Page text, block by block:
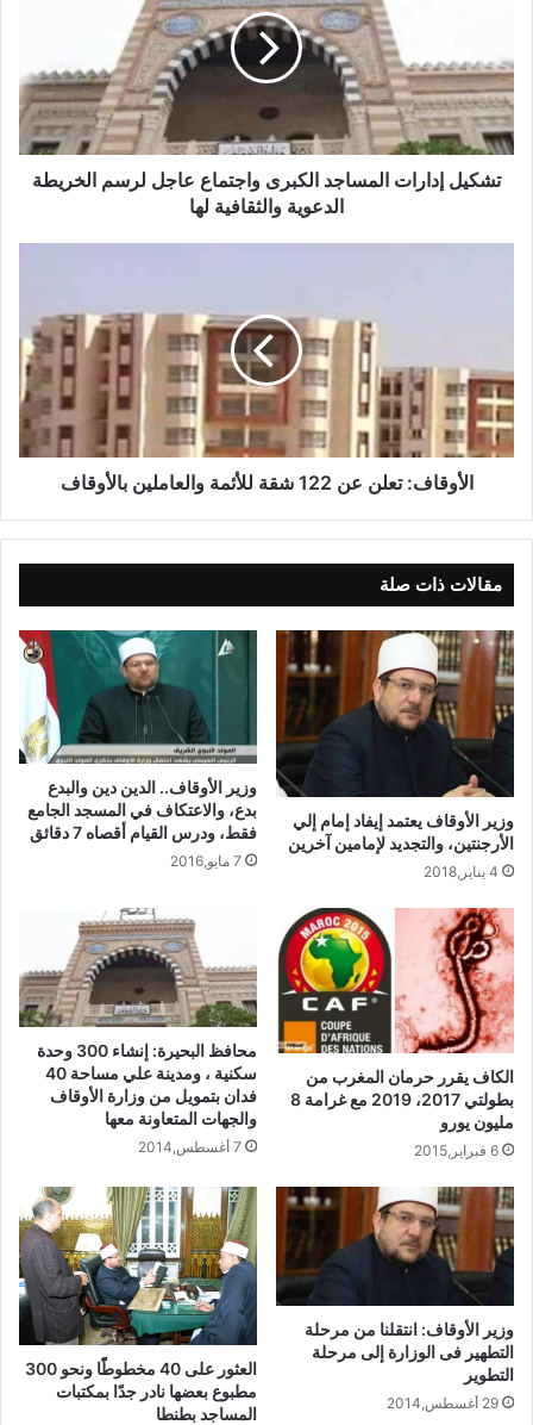
تشكيل إدارات المساجد الكبرى واجتماع عاجل لرسم الخريطة
الدعوية والثقافية لها
الأوقاف: تعلن عن 122 شقة للأئمة والعاملين بالأوقاف
مقالات ذات صلة
وزير الأوقاف يعتمد إيفاد إمام إلي
الأرجنتين، والتجديد لإمامين آخرين
4 يناير,2018
وزير الأوقاف.. الدين دين والبدع
بدع، والاعتكاف في المسجد الجامع
فقط، ودرس القيام أقصاه 7 دقائق
7 مايو,2016
الكاف يقرر حرمان المغرب من
بطولتي 2017، 2019 مع غرامة 8
مليون يورو
6 فبراير,2015
محافظ البحيرة: إنشاء 300 وحدة
سكنية ، ومدينة علي مساحة 40
فدان بتمويل من وزارة الأوقاف
والجهات المتعاونة معها
7 أغسطس,2014
وزير الأوقاف: انتقلنا من مرحلة
التطهير فى الوزارة إلى مرحلة
التطوير
29 أغسطس,2014
العثور على 40 مخطوطًًا ونحو 300
مطبوع بعضها نادر جدًا بمكتبات
المساجد بطنطا